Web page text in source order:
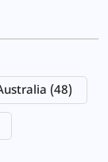
(48)